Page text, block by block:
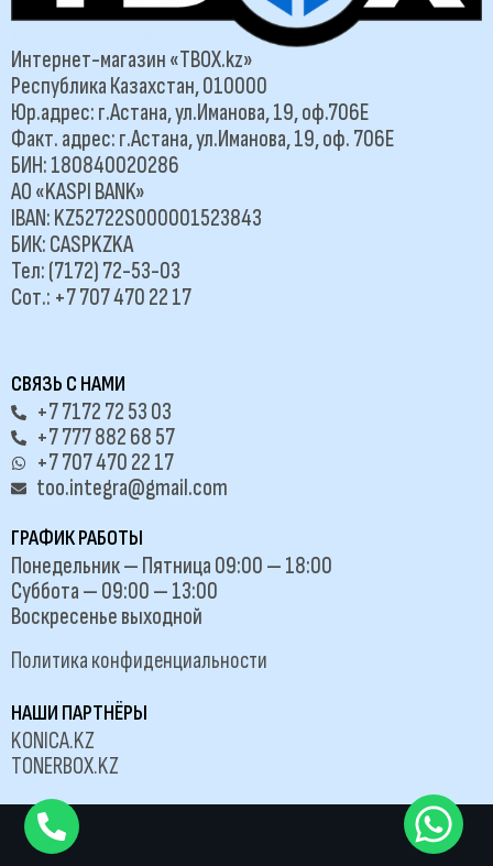
Интернет-магазин «TBOX.kz»
Республика Казахстан, 010000
Юр.адрес: г.Астана, ул.Иманова, 19, оф.706Е
Факт. адрес: г.Астана, ул.Иманова, 19, оф. 706Е
БИН: 180840020286
АО «KASPI BANK»
IBAN: KZ52722S000001523843
БИК: CASPKZKA
Тел: (7172) 72-53-03
Сот.: +7 707 470 22 17
СВЯЗЬ С НАМИ
+7 7172 72 53 03
+7 777 882 68 57
+7 707 470 22 17
too.integra@gmail.com
ГРАФИК РАБОТЫ
Понедельник — Пятница 09:00 — 18:00
Суббота — 09:00 — 13:00
Воскресенье выходной
Политика конфиденциальности
НАШИ ПАРТНЁРЫ
KONICA.KZ
TONERBOX.KZ